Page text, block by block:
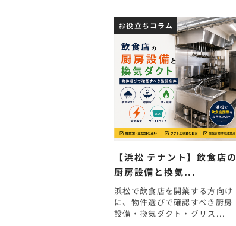
お役立ちコラム
【浜松 テナント】飲食店の
厨房設備と換気...
浜松で飲食店を開業する方向け
に、物件選びで確認すべき厨房
設備・換気ダクト・グリス...